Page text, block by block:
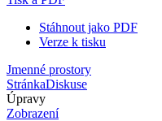
Stáhnout jako PDF
Verze k tisku
Jmenné prostory
StránkaDiskuse
Úpravy
Zobrazení